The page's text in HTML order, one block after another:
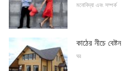
মনোবিদ্যা এবং সম্পর্ক
কাঠের নীচে বেষ্টন
ঘর